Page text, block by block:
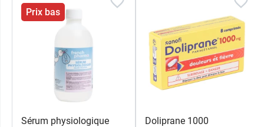
Prix bas
Sérum physiologique
Doliprane 1000